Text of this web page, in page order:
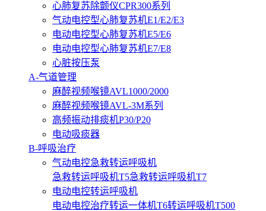
心肺复苏除颤仪CPR300系列
气动电控型心肺复苏机E1/E2/E3
电动电控型心肺复苏机E5/E6
电动电控型心肺复苏机E7/E8
心脏按压泵
A-气道管理
麻醉视频喉镜AVL1000/2000
麻醉视频喉镜AVL-3M系列
高频振动排痰机P30/P20
电动吸痰器
B-呼吸治疗
气动电控急救转运呼吸机
急救转运呼吸机T5急救转运呼吸机T7
电动电控转运呼吸机
电动电控治疗转运一体机T6转运呼吸机T500